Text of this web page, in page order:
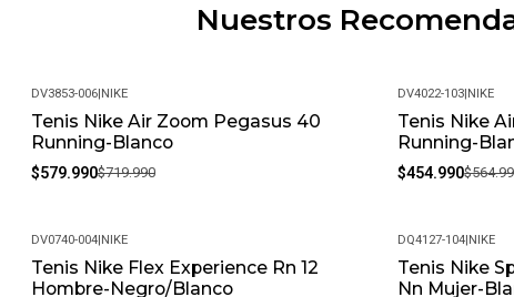
Nuestros
-19%
DV3853-006|NIKE
Tenis Nike Air Zoom Pegasus 40
Running-Blanco
$579.990$719.990
-19%
DV4022-103|NIKE
Tenis Nike
Running-
$454.990
-4%
DV0740-004|NIKE
Tenis Nike Flex Experience Rn 12
Hombre-Negro/Blanco
-31%
DQ4127-104|NIKE
Tenis Nike
Nn Mujer-